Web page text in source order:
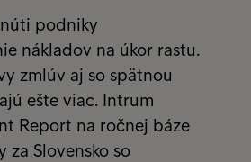
podniky
nákladov na úkor rastu.
zmlúv aj so spätnou
ešte viac. Intrum
Report na ročnej báze
za Slovensko so